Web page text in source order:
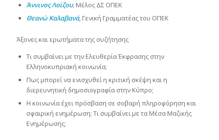
Άννινος Λοϊζου, Μέλος ΔΣ ΟΠΕΚ
Θεανώ Καλαβανά, Γενική Γραμματέας του ΟΠΕΚ
Άξονες και ερωτήματα της συζήτησης
Τι συμβαίνει με την Ελευθερία Έκφρασης στην
Ελληνοκυπριακή κοινωνία;
Πως μπορεί να ενισχυθεί η κριτική σκέψη και η
διερευνητική δημοσιογραφία στην Κύπρο;
Η κοινωνία έχει πρόσβαση σε σοβαρή πληροφόρηση και
σφαιρική ενημέρωση; Τι συμβαίνει με τα Μέσα Μαζικής
Ενημέρωσης;